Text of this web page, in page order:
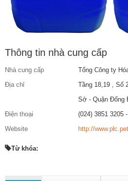
Thông tin nhà cung cấp
Nhà cung cấp
Tổng Công ty
Địa chỉ
Tầng 18,19 , Số
Sở - Quận Đống
Điện thoại
(024) 3851 3205
Website
http://
Từ khóa: